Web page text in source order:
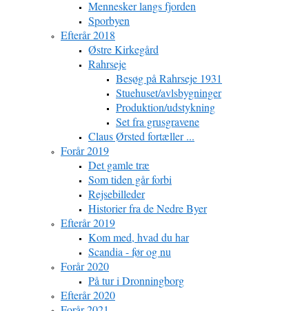
Mennesker langs fjorden
Sporbyen
Efterår 2018
Østre Kirkegård
Rahrseje
Besøg på Rahrseje 1931
Stuehuset/avlsbygninger
Produktion/udstykning
Set fra grusgravene
Claus Ørsted fortæller ...
Forår 2019
Det gamle træ
Som tiden går forbi
Rejsebilleder
Historier fra de Nedre Byer
Efterår 2019
Kom med, hvad du har
Scandia - før og nu
Forår 2020
På tur i Dronningborg
Efterår 2020